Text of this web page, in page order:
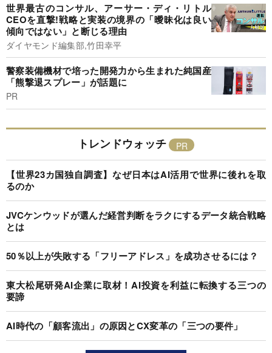
世界最古のコンサル、アーサー・ディ・リトル
CEOを直撃!戦略と実装の境界の「曖昧化は良い
傾向ではない」と断じる理由
ダイヤモンド編集部,竹田幸平
警察装備機材で培った開発力から生まれた純国産
「熊撃退スプレー」が話題に
PR
トレンドウォッチ
【世界23カ国独自調査】なぜ日本はAI活用で世界に後れを取
るのか
JVCケンウッドが選んだ経営判断をラクにするデータ統合戦略
とは
50％以上が失敗する「フリーアドレス」を成功させるには？
東大松尾研発AI企業に取材！AI投資を利益に転換する三つの
要諦
AI時代の「顧客流出」の原因とCX変革の「三つの要件」